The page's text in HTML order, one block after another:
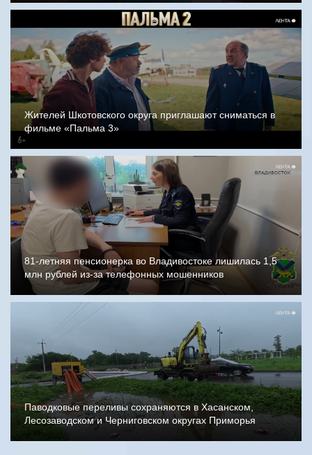
Жителей Шкотовского округа приглашают сниматься в
фильме «Пальма 3»
81-летняя пенсионерка во Владивостоке лишилась 1,5
млн рублей из-за телефонных мошенников
Паводковые переливы сохраняются в Хасанском,
Лесозаводском и Черниговском округах Приморья